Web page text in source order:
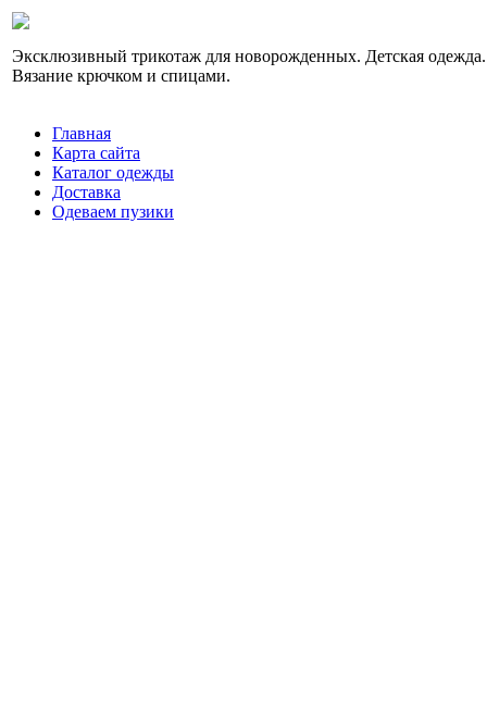
Эксклюзивный трикотаж для новорожденных. Детская одежда.
Вязание крючком и спицами.
Главная
Карта сайта
Каталог одежды
Доставка
Одеваем пузики